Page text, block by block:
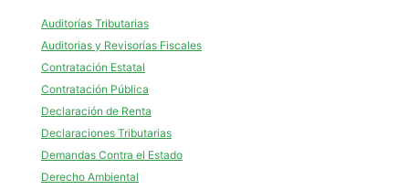
Auditorías Tributarias
Auditorias y Revisorías Fiscales
Contratación Estatal
Contratación Pública
Declaración de Renta
Declaraciones Tributarias
Demandas Contra el Estado
Derecho Ambiental